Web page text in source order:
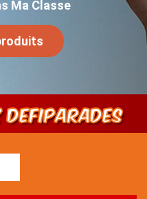
Ma Classe
: